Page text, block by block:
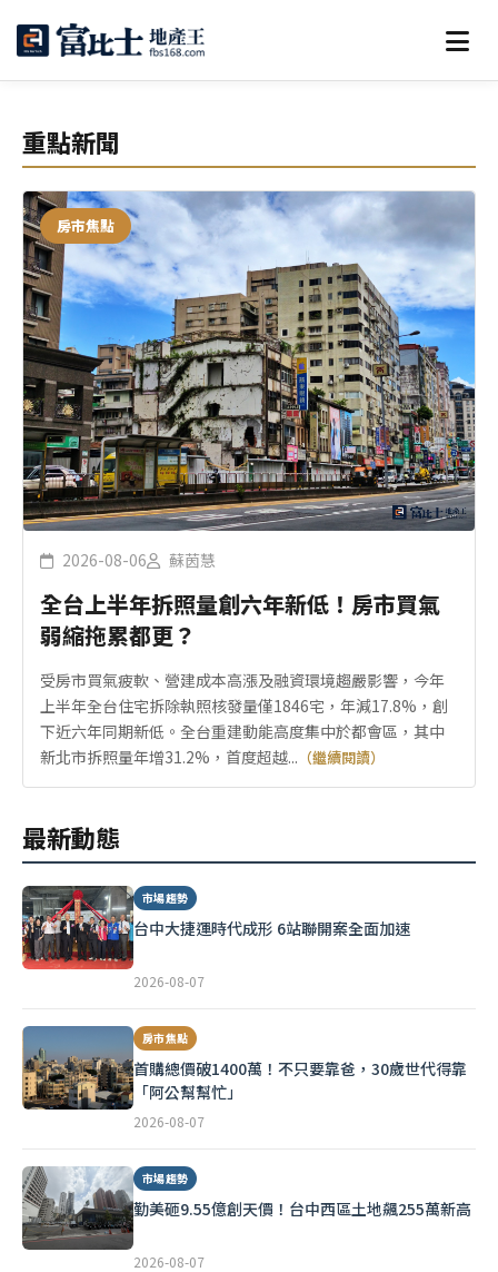
重點新聞
房市焦點
2026-08-06 蘇茵慧
全台上半年拆照量創六年新低！房市買氣
弱縮拖累都更？
受房市買氣疲軟、營建成本高漲及融資環境趨嚴影響，今年
上半年全台住宅拆除執照核發量僅1846宅，年減17.8%，創
下近六年同期新低。全台重建動能高度集中於都會區，其中
新北市拆照量年增31.2%，首度超越... （繼續閱讀）
最新動態
市場趨勢
台中大捷運時代成形 6站聯開案全面加速
2026-08-07
房市焦點
首購總價破1400萬！不只要靠爸，30歲世代得靠
「阿公幫幫忙」
2026-08-07
市場趨勢
勤美砸9.55億創天價！台中西區土地飆255萬新高
2026-08-07